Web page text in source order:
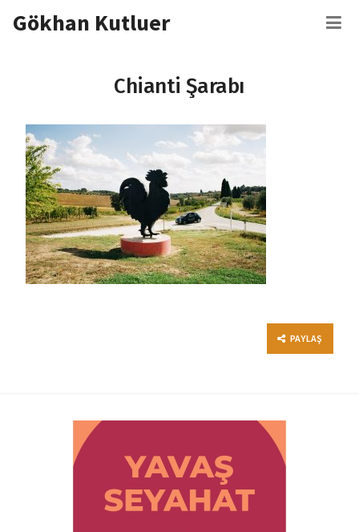
atlaGökhan Kutluer
Chianti Şarabı
PAYLAŞ